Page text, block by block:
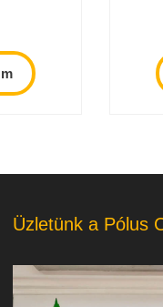
Üzletünk a Pólus